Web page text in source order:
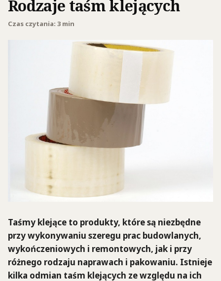
Rodzaje taśm klejących
Czas czytania: 3 min
Taśmy klejące to produkty, które są niezbędne
przy wykonywaniu szeregu prac budowlanych,
wykończeniowych i remontowych, jak i przy
różnego rodzaju naprawach i pakowaniu. Istnieje
kilka odmian taśm klejących ze względu na ich